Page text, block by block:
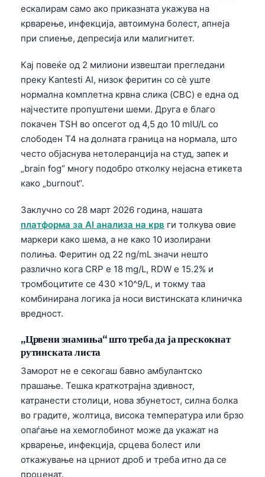
ескалирам само ако приказната укажува на
крварење, инфекција, автоимуна болест, апнеја
при спиење, депресија или малигнитет.
Кај повеќе од 2 милиони извештаи прегледани
преку Kantesti AI, низок феритин со сè уште
нормална комплетна крвна слика (CBC) е една од
најчестите пропуштени шеми. Друга е благо
покачен TSH во опсегот од 4,5 до 10 mIU/L со
слободен T4 на долната граница на нормала, што
често објаснува нетолеранција на студ, запек и
„brain fog“ многу подобро отколку нејасна етикета
како „burnout“.
Заклучно со 28 март 2026 година, нашата
платформа за AI анализа на крв ги толкува овие
маркери како шема, а не како 10 изолирани
полиња. Феритин од 22 ng/mL значи нешто
различно кога CRP е 18 mg/L, RDW е 15.2% и
тромбоцитите се 430 ×10^9/L, и токму таа
комбинирана логика ја носи вистинската клиничка
вредност.
„Црвени знамиња“ што треба да ја прескокнат
рутинската листа
Заморот не е секогаш бавно амбулантско
прашање. Тешка краткотрајна здивност,
катранести столици, нова збунетост, силна болка
во градите, жолтица, висока температура или брзо
опаѓање на хемоглобинот може да укажат на
крварење, инфекција, срцева болест или
откажување на црниот дроб и треба итно да се
проценат.